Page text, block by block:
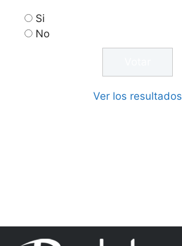
Si
No
Ver los resultados